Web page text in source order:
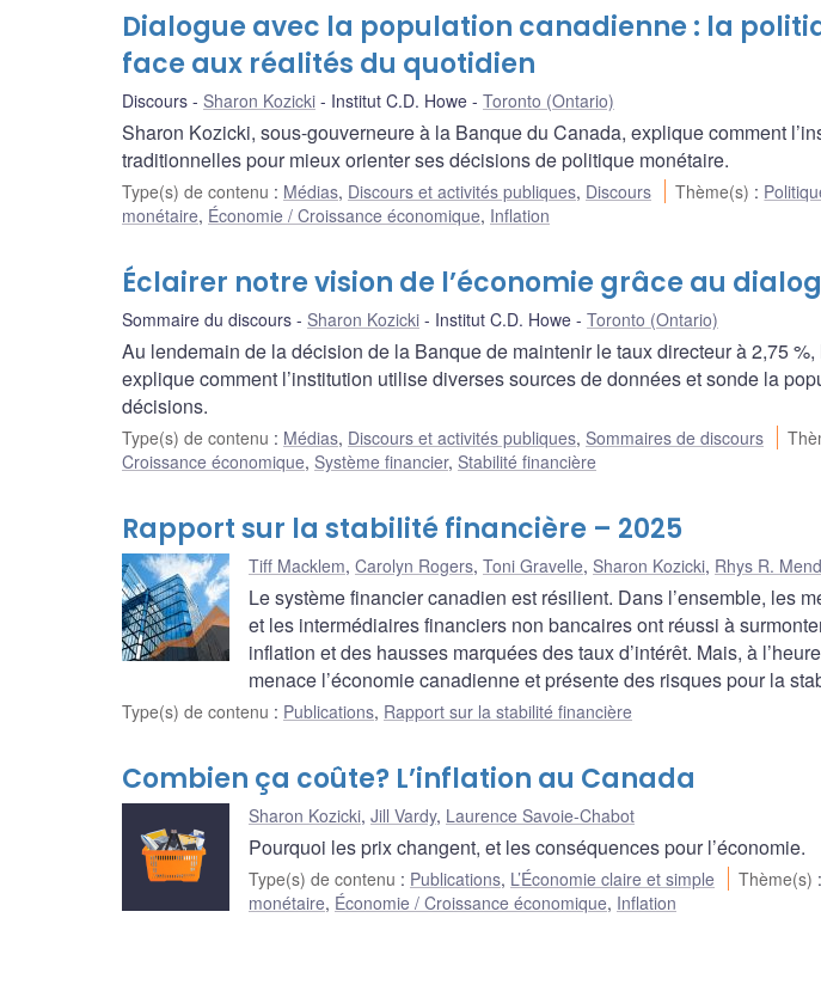
Dialogue avec la population canadienne : la
face aux réalités du quotidien
Discours Sharon Kozicki Institut C.D. Howe Toronto (Ontario)
Sharon Kozicki, sous-gouverneure à la Banque du Canada, explique comment
traditionnelles pour mieux orienter ses décisions de politique monétaire.
Type(s) de contenu : Médias, Discours et activités publiques, Discours Thème(s) :
monétaire, Économie / Croissance économique, Inflation
Éclairer notre vision de l’économie grâce au
Sommaire du discours Sharon Kozicki Institut C.D. Howe Toronto (Ontario)
Au lendemain de la décision de la Banque de maintenir le taux directeur à 2,75
explique comment l’institution utilise diverses sources de données et sonde la
décisions.
Type(s) de contenu : Médias, Discours et activités publiques, Sommaires de discours
Croissance économique, Système financier, Stabilité financière
Rapport sur la stabilité financière – 2025
Tiff Macklem, Carolyn Rogers, Toni Gravelle, Sharon Kozicki, Rhys R.
Le système financier canadien est résilient. Dans l’ensemble, les
et les intermédiaires financiers non bancaires ont réussi à
inflation et des hausses marquées des taux d’intérêt. Mais, à
menace l’économie canadienne et présente des risques pour la
Type(s) de contenu : Publications, Rapport sur la stabilité financière
Combien ça coûte? L’inflation au Canada
Sharon Kozicki, Jill Vardy, Laurence Savoie-Chabot
Pourquoi les prix changent, et les conséquences pour l’économie.
Type(s) de contenu : Publications, L’Économie claire et simple Thème(s) :
monétaire, Économie / Croissance économique, Inflation